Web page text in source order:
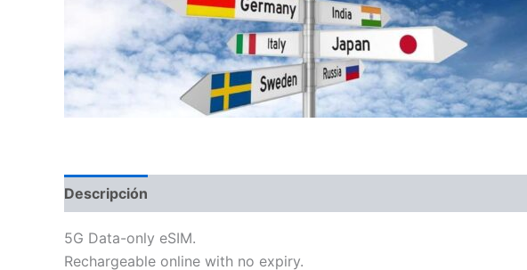
Descripción
5G Data-only eSIM.
Rechargeable online with no expiry.